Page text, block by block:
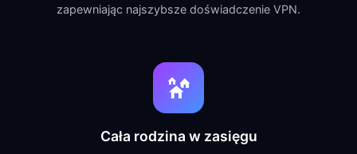
zapewniając najszybsze doświadczenie VPN.
Cała rodzina w zasięgu